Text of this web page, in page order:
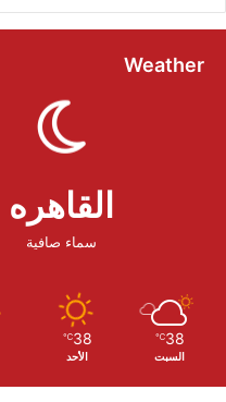
Weather
القاهره
سماء صافية
38
℃
السبت
38
℃
الأحد